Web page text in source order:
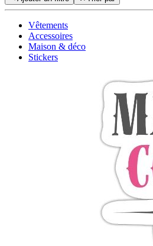
Vêtements
Accessoires
Maison & déco
Stickers